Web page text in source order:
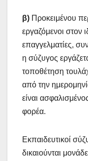
β) Προκειμένου
εργαζόμενοι στον
επαγγελματίες,
η σύζυγος
τοποθέτηση
από την
είναι
φορέα.
Εκπαιδευτικοί
δικαιούνται